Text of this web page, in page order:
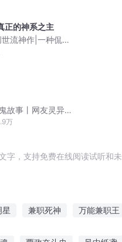
正的神系之主
流神作|一种侃
故事丨网友灵异
万
，支持免费在线阅读试听和未
星 兼职死神 万能兼职王